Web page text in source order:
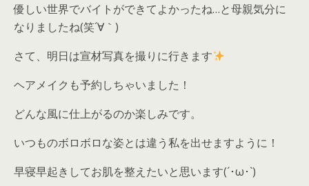
優しい世界でバイトができてよかったね…と母親気分に
なりましたね(笑´∀｀)
さて、明日は宣材写真を撮りに行きます
ヘアメイクも予約しちゃいました！
どんな風に仕上がるのか楽しみです。
いつものボロボロな姿とは違う私を出せますように！
早寝早起きしてお肌を整えたいと思います(´･ω･`)